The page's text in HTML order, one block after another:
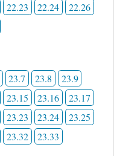
22.23 22.24
22.26
23.7 23.8
23.9
23.15 23.16
23.17
23.23 23.24
23.25
23.32 23.33